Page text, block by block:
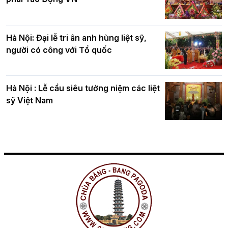
Hà Nội: Đại lễ tri ân anh hùng liệt sỹ,
người có công với Tổ quốc
Hà Nội : Lễ cầu siêu tưởng niệm các liệt
sỹ Việt Nam